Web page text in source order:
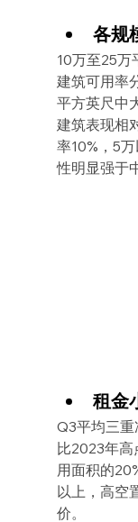
各规
10万至25万
建筑可用率
平方英尺中
建筑表现相
率10%，5
性明显强于
租金
Q3平均三
比2023年高
用面积的
以上，高空
价。